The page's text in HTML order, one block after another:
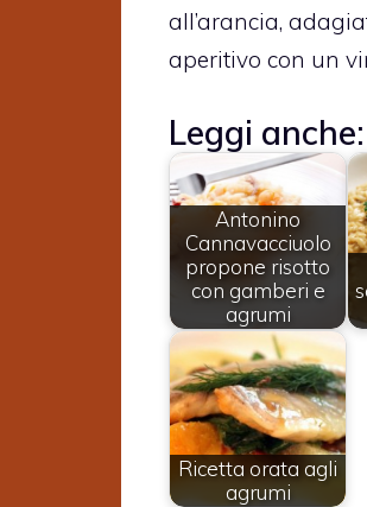
all’arancia,
aperitivo con un
Leggi anche:
Antonino
Cannavacciuolo
propone risotto
con gamberi e
agrumi
Ricetta orata agli
agrumi